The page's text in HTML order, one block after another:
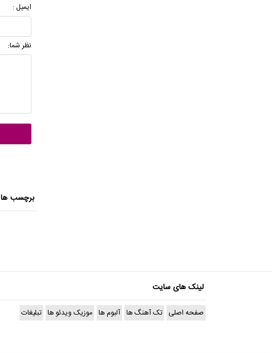
ایمیل :
نظر شما:
برچسب ها
لینک های سایت
صفحه اصلی تک آهنگ ها آلبوم ها موزیک ویدئو ها تبلیغات